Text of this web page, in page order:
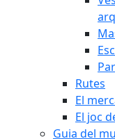
Rutes
El
El joc
Guia del